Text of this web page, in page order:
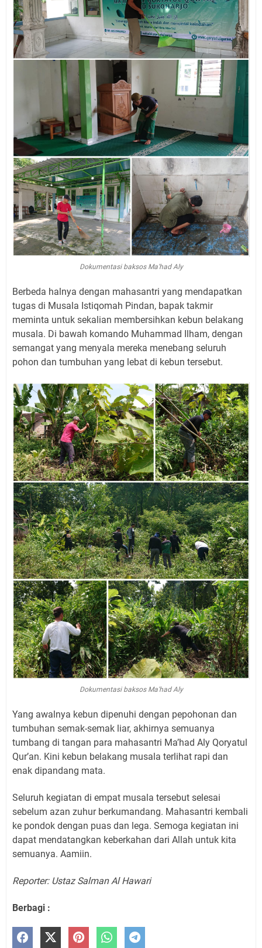
Dokumentasi baksos Ma'had Aly
Berbeda halnya dengan mahasantri yang mendapatkan
tugas di Musala Istiqomah Pindan, bapak takmir
meminta untuk sekalian membersihkan kebun belakang
musala. Di bawah komando Muhammad Ilham, dengan
semangat yang menyala mereka menebang seluruh
pohon dan tumbuhan yang lebat di kebun tersebut.
Dokumentasi baksos Ma'had Aly
Yang awalnya kebun dipenuhi dengan pepohonan dan
tumbuhan semak-semak liar, akhirnya semuanya
tumbang di tangan para mahasantri Ma’had Aly Qoryatul
Qur’an. Kini kebun belakang musala terlihat rapi dan
enak dipandang mata.
Seluruh kegiatan di empat musala tersebut selesai
sebelum azan zuhur berkumandang. Mahasantri kembali
ke pondok dengan puas dan lega. Semoga kegiatan ini
dapat mendatangkan keberkahan dari Allah untuk kita
semuanya. Aamiin.
Reporter: Ustaz Salman Al Hawari
Berbagi :